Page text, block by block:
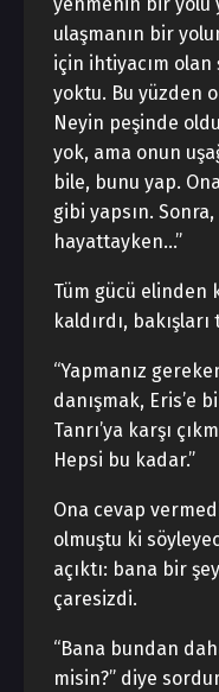
ulaşmanın bir
için ihtiyacım
yoktu. Bu yüzden
Neyin peşinde
yok, ama onun
bile, bunu yap.
gibi yapsın.
hayattayken…”
Tüm gücü elinden
kaldırdı,
“Yapmanız
danışmak, Eris’e
Tanrı’ya karşı
Hepsi bu kadar.”
Ona cevap
olmuştu ki
açıktı: bana bir
çaresizdi.
“Bana bundan
misin?” diye